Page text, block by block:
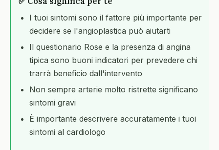
I tuoi sintomi sono il fattore più importante per
decidere se l'angioplastica può aiutarti
Il questionario Rose e la presenza di angina
tipica sono buoni indicatori per prevedere chi
trarrà beneficio dall'intervento
Non sempre arterie molto ristrette significano
sintomi gravi
È importante descrivere accuratamente i tuoi
sintomi al cardiologo